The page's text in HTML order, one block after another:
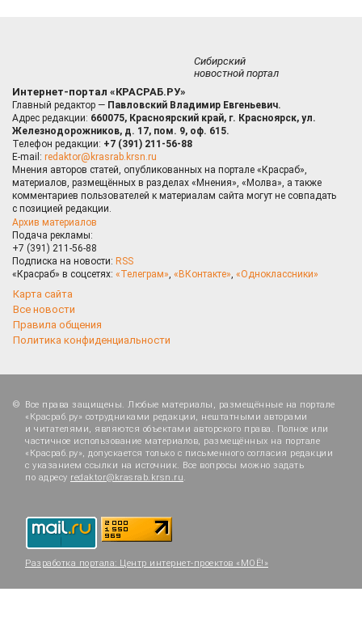
Сибирский
новостной портал
Интернет-портал «КРАСРАБ.РУ»
Главный редактор — Павловский Владимир Евгеньевич.
Адрес редакции: 660075, Красноярский край, г. Красноярск, ул.
Железнодорожников, д. 17, пом. 9, оф. 615.
Телефон редакции: +7 (391) 211-56-88
E-mail: redaktor@krasrab.krsn.ru
Мнения авторов статей, опубликованных на портале «Красраб»,
материалов, размещённых в разделах «Мнения», «Молва», а также
комментариев пользователей к материалам сайта могут не совпадать
с позицией редакции.
Архив материалов
Подача рекламы:
+7 (391) 211-56-88
Подписка на новости: RSS
«Красраб» в соцсетях: «Телеграм», «ВКонтакте», «Одноклассники»
Карта сайта
Все новости
Правила общения
Политика конфиденциальности
Все права защищены. Любые материалы, размещённые на портале
«Красраб.ру» сотрудниками редакции, нештатными авторами
и читателями, являются объектами авторского права. Полное или
частичное использование материалов, размещённых на портале
«Красраб.ру», допускается только с письменного согласия редакции
с указанием ссылки на источник. Все вопросы можно задать
по адресу redaktor@krasrab.krsn.ru.
Разработка портала: Центр интернет-проектов «МОЁ!»